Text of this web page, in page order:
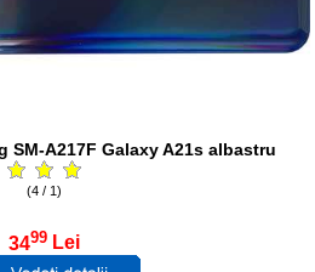
SM-A217F Galaxy A21s albastru
(4 / 1)
3499 Lei